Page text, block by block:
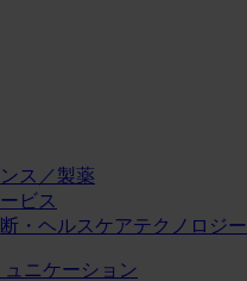
ス／製薬
ビス
・ヘルスケアテクノロジー
ニケーション